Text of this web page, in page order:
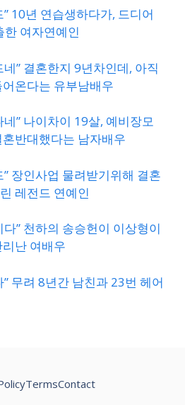
” 10년 연습생하다가, 드디어
한 여자연예인
네” 결혼한지 9년차인데, 아직
어온다는 유부남배우
네” 나이차이 19살, 예비장모
반대했다는 남자배우
” 장인사업 물려받기위해 결혼
레전드 연예인
다” 천하의 송승헌이 이상형이
난 여배우
” 무려 8년간 남친과 23번 헤어
TermsContact